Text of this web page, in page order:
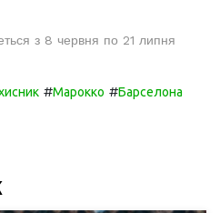
з 8 червня по 21 липня
#Марокко #Барселона